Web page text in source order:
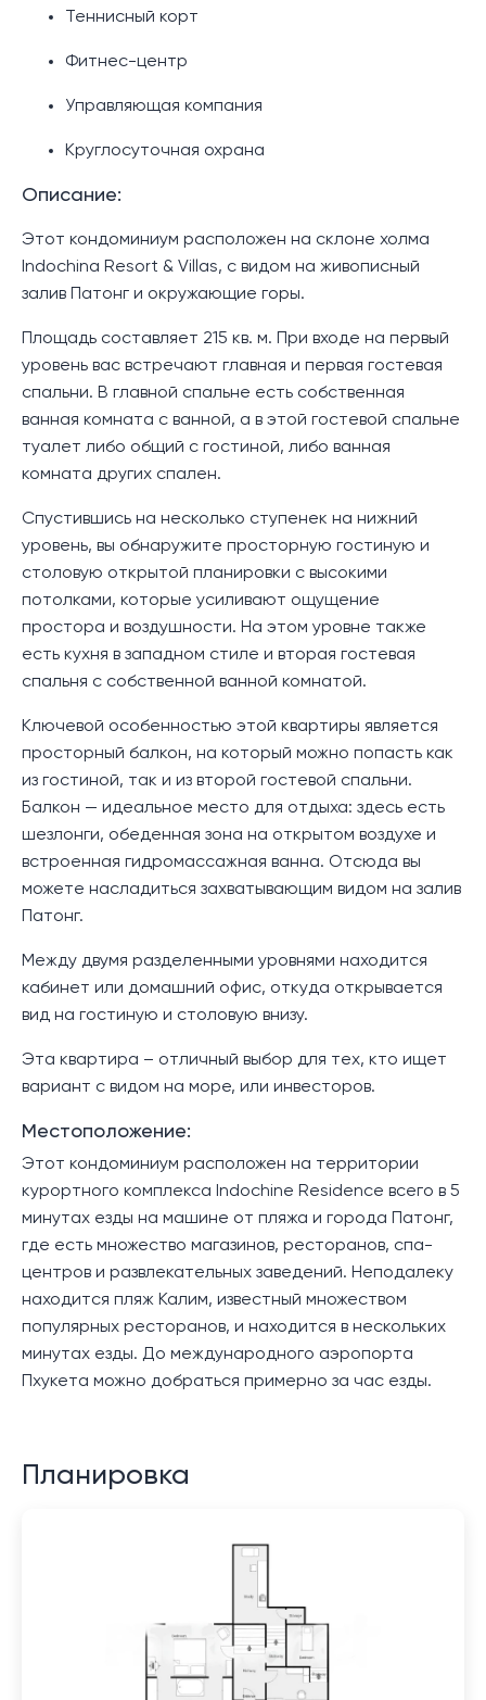
Теннисный корт
Фитнес-центр
Управляющая компания
Круглосуточная охрана
Описание:
Этот кондоминиум расположен на склоне холма
Indochina Resort & Villas, с видом на живописный
залив Патонг и окружающие горы.
Площадь составляет 215 кв. м. При входе на первый
уровень вас встречают главная и первая гостевая
спальни. В главной спальне есть собственная
ванная комната с ванной, а в этой гостевой спальне
туалет либо общий с гостиной, либо ванная
комната других спален.
Спустившись на несколько ступенек на нижний
уровень, вы обнаружите просторную гостиную и
столовую открытой планировки с высокими
потолками, которые усиливают ощущение
простора и воздушности. На этом уровне также
есть кухня в западном стиле и вторая гостевая
спальня с собственной ванной комнатой.
Ключевой особенностью этой квартиры является
просторный балкон, на который можно попасть как
из гостиной, так и из второй гостевой спальни.
Балкон — идеальное место для отдыха: здесь есть
шезлонги, обеденная зона на открытом воздухе и
встроенная гидромассажная ванна. Отсюда вы
можете насладиться захватывающим видом на залив
Патонг.
Между двумя разделенными уровнями находится
кабинет или домашний офис, откуда открывается
вид на гостиную и столовую внизу.
Эта квартира – отличный выбор для тех, кто ищет
вариант с видом на море, или инвесторов.
Местоположение:
Этот кондоминиум расположен на территории
курортного комплекса Indochine Residence всего в 5
минутах езды на машине от пляжа и города Патонг,
где есть множество магазинов, ресторанов, спа-
центров и развлекательных заведений. Неподалеку
находится пляж Калим, известный множеством
популярных ресторанов, и находится в нескольких
минутах езды. До международного аэропорта
Пхукета можно добраться примерно за час езды.
Планировка